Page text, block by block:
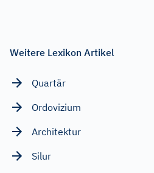
Weitere Lexikon Artikel
Quartär
Ordovizium
Architektur
Silur